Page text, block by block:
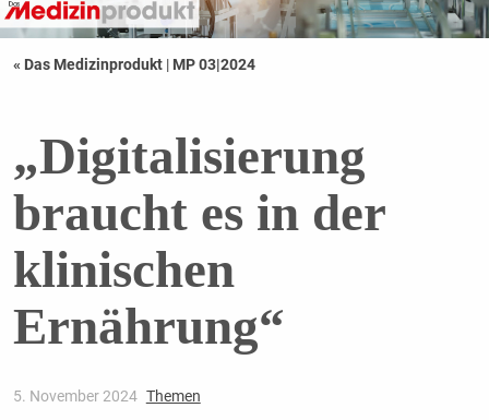
« Das Medizinprodukt | MP 03|2024
„Digitalisierung
braucht es in der
klinischen
Ernährung“
5. November 2024 Themen